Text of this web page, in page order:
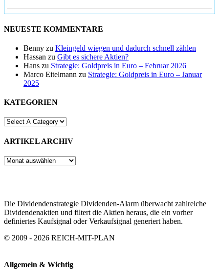
NEUESTE KOMMENTARE
Benny zu Kleingeld wiegen und dadurch schnell zählen
Hassan zu Gibt es sichere Aktien?
Hans zu Strategie: Goldpreis in Euro – Februar 2026
Marco Eitelmann zu Strategie: Goldpreis in Euro – Januar
2025
KATEGORIEN
ARTIKEL ARCHIV
ARTIKEL
Die Dividendenstrategie Dividenden-Alarm überwacht zahlreiche
Dividendenaktien und filtert die Aktien heraus, die ein vorher
definiertes Kaufsignal oder Verkaufsignal generiert haben.
© 2009 - 2026 REICH-MIT-PLAN
Allgemein & Wichtig